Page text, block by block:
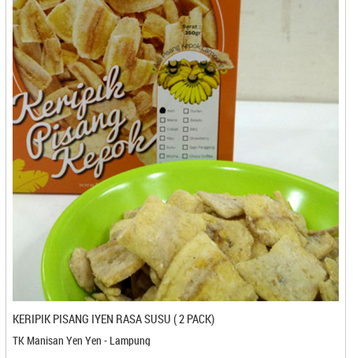
Cube Cuts - Medan
CV Karya Boga Jaya - Semarang
CV Karya Boga Jaya - Semarang
CV. Berkah Impian Bersama - Banjarbaru
CV. Ghaza Catering - Kediri
CV. Itrade Intl - Bekasi
CV. Kaleb Berkah - Gorontalo
CV. Mirando - Pangkal Pinang
CV. Muda Kopi Indonesia - Medan
CV. Prima Rasa - Bandung
CV. Rosalia Jaya - Bandung
CV. Saripati Laer - Cilegon
CV. Semar Food
CV. Semar Food - Cilegon
CV. Tirta Dewi - Kuningan
CV. Yakin Rizki Illahi - Pangkal Pinang
D'Ipey - Makassar
KERIPIK PISANG IYEN RASA SUSU ( 2 PACK)
TK Manisan Yen Yen - Lampung